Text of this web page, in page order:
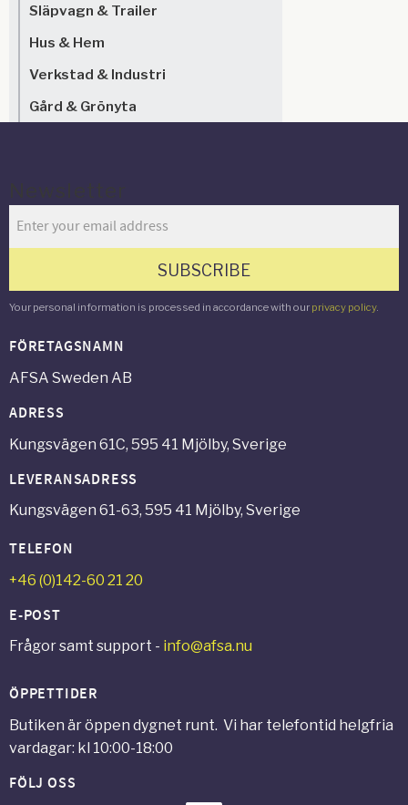
Släpvagn & Trailer
Hus & Hem
Verkstad & Industri
Gård & Grönyta
SUBSCRIBE
Your personal information is processed in accordance with our privacy policy.
FÖRETAGSNAMN
AFSA Sweden AB
ADRESS
Kungsvägen 61C, 595 41 Mjölby, Sverige
LEVERANSADRESS
Kungsvägen 61-63, 595 41 Mjölby, Sverige
TELEFON
+46 (0)142-60 21 20
E-POST
Frågor samt support - info@afsa.nu
ÖPPETTIDER
Butiken är öppen dygnet runt. Vi har telefontid helgfria
vardagar: kl 10:00-18:00
FÖLJ OSS